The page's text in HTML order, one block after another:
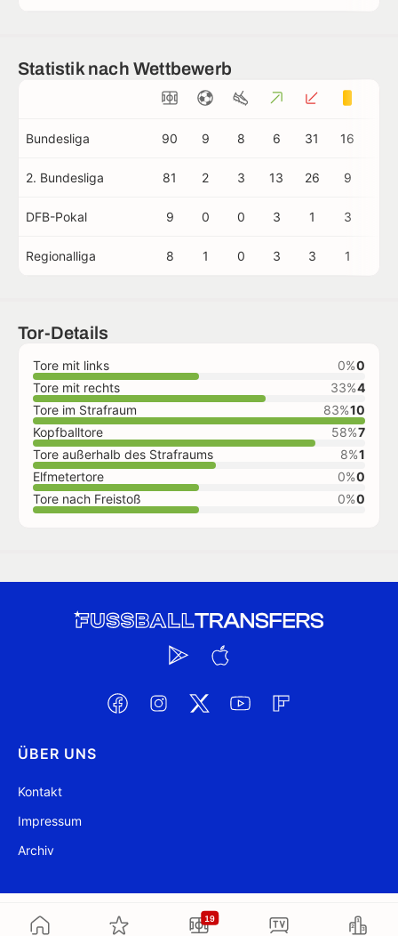
19
Statistik nach Wettbewerb
Bundesliga 90 9 8 6 31 16
2. Bundesliga 81 2 3 13 26 9
DFB-Pokal 9 0 0 3 1 3
Regionalliga 8 1 0 3 3 1
Tor-Details
Tore mit links 0%0
Tore mit rechts
33%4
Tore im Strafraum
83%10
Kopfballtore
58%7
Tore außerhalb des Strafraums
8%1
Elfmetertore
0%0
Tore nach Freistoß
0%0
ÜBER UNS
Kontakt
Impressum
Archiv
@ FussballTransfers.com 2009-2026